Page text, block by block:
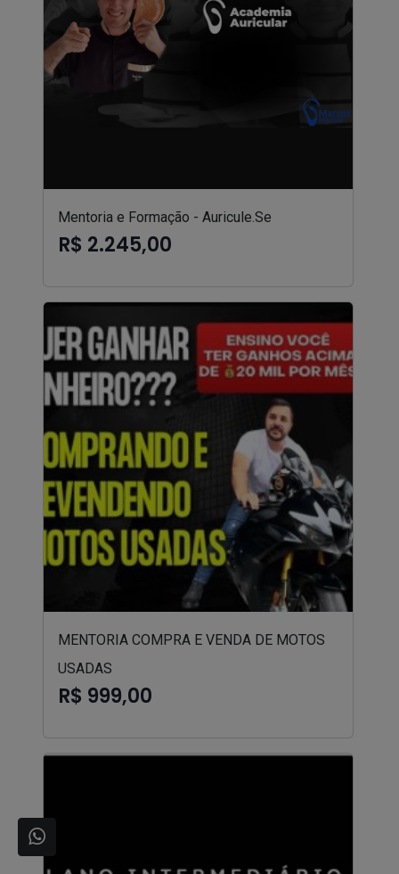
Mentoria e Formação - Auricule.Se
R$ 2.245,00
MENTORIA COMPRA E VENDA DE MOTOS
USADAS
R$ 999,00